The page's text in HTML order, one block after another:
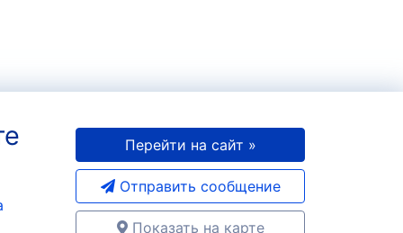
Перейти на сайт »
Отправить сообщение
Показать на карте